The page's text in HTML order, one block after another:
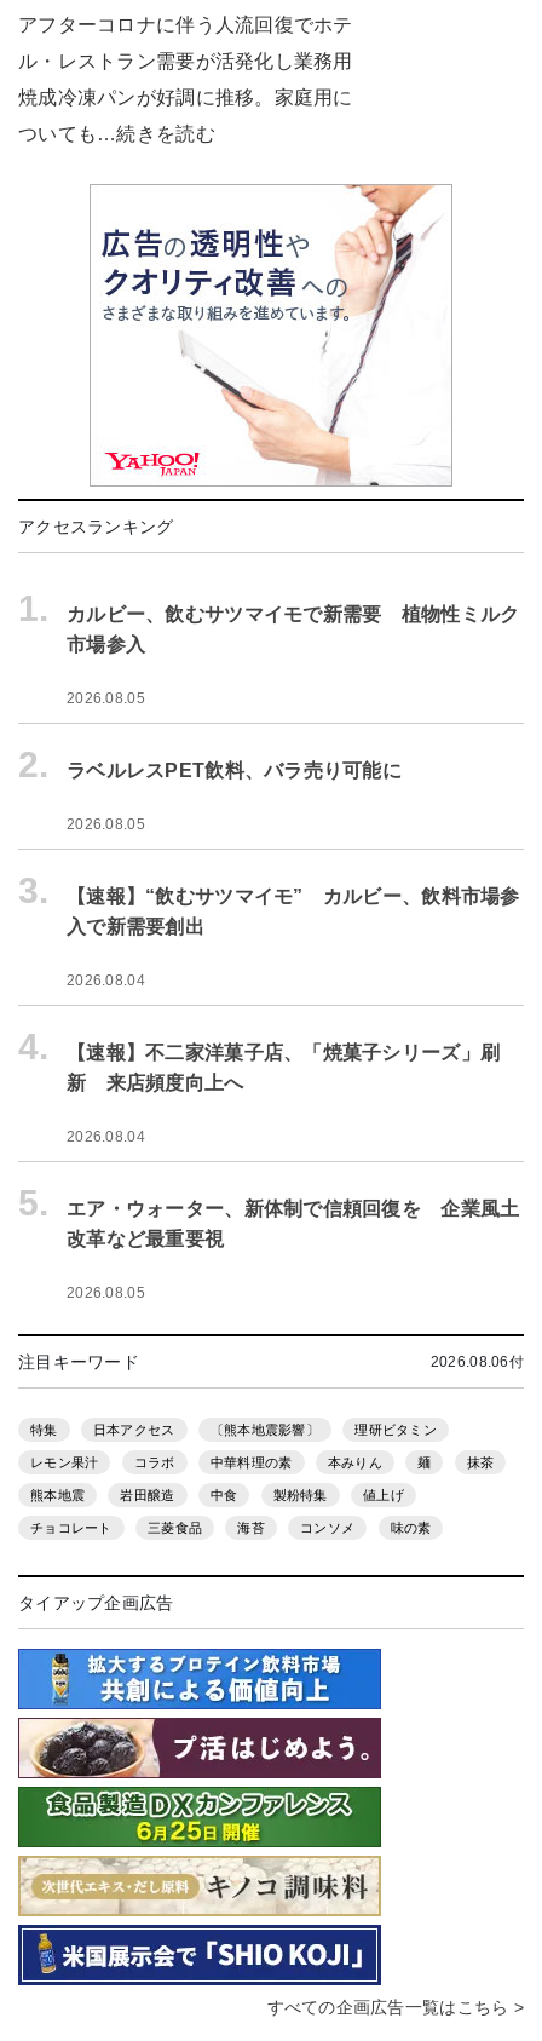
アフターコロナに伴う人流回復でホテ
ル・レストラン需要が活発化し業務用
焼成冷凍パンが好調に推移。家庭用に
ついても…続きを読む
アクセスランキング
1.
カルビー、飲むサツマイモで新需要 植物性ミルク
市場参入
2026.08.05
2. ラベルレスPET飲料、バラ売り可能に
2026.08.05
3.
【速報】“飲むサツマイモ” カルビー、飲料市場参
入で新需要創出
2026.08.04
4.
【速報】不二家洋菓子店、「焼菓子シリーズ」刷
新 来店頻度向上へ
2026.08.04
5.
エア・ウォーター、新体制で信頼回復を 企業風土
改革など最重要視
2026.08.05
注目キーワード 2026.08.06付
特集 日本アクセス 〔熊本地震影響〕 理研ビタミン
レモン果汁 コラボ 中華料理の素 本みりん 麺 抹茶
熊本地震 岩田醸造 中食 製粉特集 値上げ
チョコレート 三菱食品 海苔 コンソメ 味の素
タイアップ企画広告
すべての企画広告一覧はこちら >